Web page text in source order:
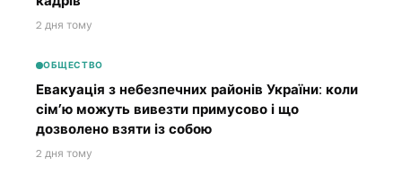
2 дня тому
ОБЩЕСТВО
Евакуація з небезпечних районів України: коли
сім’ю можуть вивезти примусово і що
дозволено взяти із собою
2 дня тому